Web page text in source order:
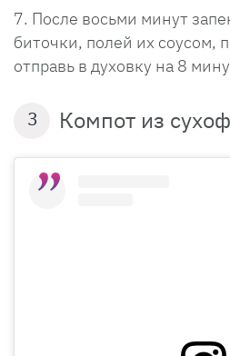
После восьми минут
биточки, полей их соусом,
отправь в духовку на 8
3 Компот из